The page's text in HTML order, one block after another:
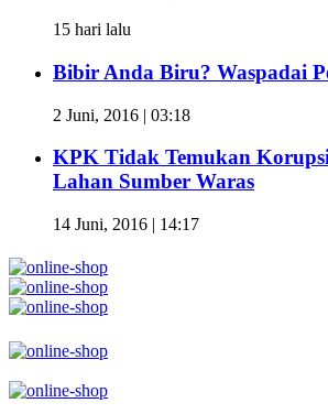
15 hari lalu
Bibir Anda Biru? Waspadai
2 Juni, 2016 | 03:18
KPK Tidak Temukan
Lahan Sumber Waras
14 Juni, 2016 | 14:17